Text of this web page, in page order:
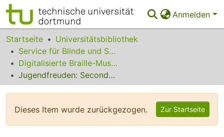
Anmelden
Bereiche & Sammlungen
Das gesamte Repositorium
Statistiken
Startseite
Universitätsbibliothek
Service für Blinde und Sehbehinderte
Digitalisierte Braille-Musik-Matrizen des VzfB
Jugendfreuden: Secondopartie
Dieses Item wurde zurückgezogen. Zur Startseite